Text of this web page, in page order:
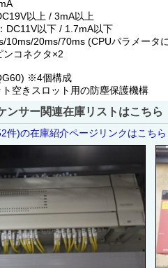
以上 / 3mA以上
DC11V以下 / 1.7mA以下
10ms/20ms/70ms (CPUパラメータ
ンコネクタ×2
※4個構成
空きスロット用の防塵保護機構
ンサー関連在庫リストはこちら
件)の在庫紹介ページリンクはこちら